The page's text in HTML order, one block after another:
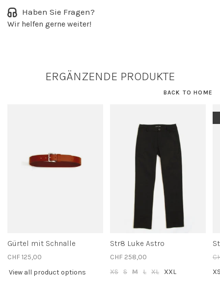
Haben Sie Fragen?
Wir helfen gerne weiter!
ERGÄNZENDE PRODUKTE
BACK TO HOME
Gürtel mit Schnalle
CHF 125,00
View all product options
Str8 Luke Astro
CHF 258,00
XS S M L XL XXL